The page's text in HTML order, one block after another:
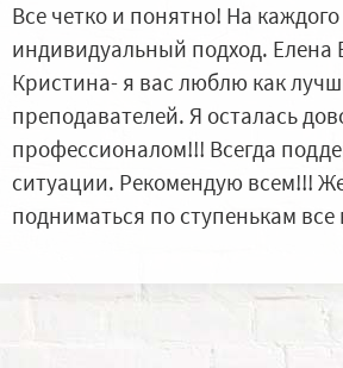
Все четко и понятно! На
индивидуальный подход.
Кристина- я вас люблю как
преподавателей. Я осталась
профессионалом!!! Всегда
ситуации. Рекомендую всем!!!
подниматься по ступенькам